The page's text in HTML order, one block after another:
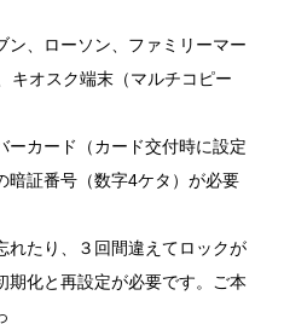
、ローソン、ファミリーマー
キオスク端末（マルチコピー
カード（カード交付時に設定
暗証番号（数字4ケタ）が必要
たり、３回間違えてロックが
期化と再設定が必要です。ご本